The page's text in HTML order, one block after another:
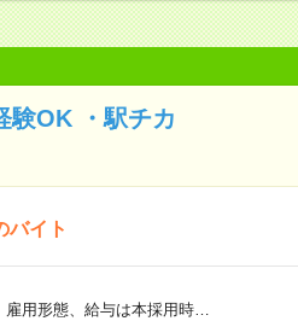
OK ・駅チカ
バイト
用形態、給与は本採用時…